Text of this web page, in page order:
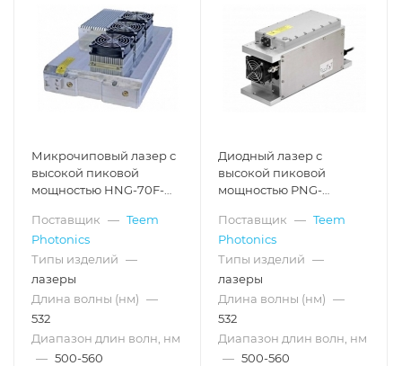
Микрочиповый лазер с
высокой пиковой
мощностью HNG-70F-
нм
Поставщик — Teem
Photonics
Типы изделий —
лазеры
Длина волны (нм) —
532
Диапазон длин волн, нм
— 500-560
Диодный лазер с
высокой пиковой
мощностью PNG-
нм
Поставщик — Teem
Photonics
Типы изделий —
лазеры
Длина волны (нм) —
532
Диапазон длин волн, нм
— 500-560